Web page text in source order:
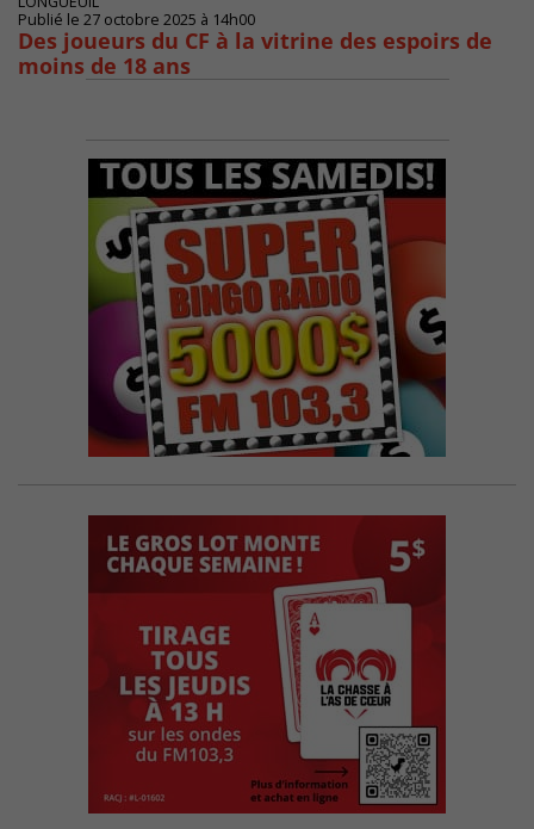
Publié le 27 octobre 2025 à 14h00
Des joueurs du CF à la vitrine des espoirs de
moins de 18 ans